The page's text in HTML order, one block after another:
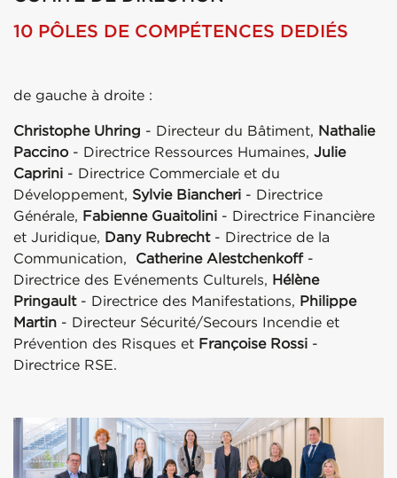
10 PÔLES DE COMPÉTENCES DEDIÉS
de gauche à droite :
Christophe Uhring - Directeur du Bâtiment, Nathalie
Paccino - Directrice Ressources Humaines, Julie
Caprini - Directrice Commerciale et du
Développement, Sylvie Biancheri - Directrice
Générale, Fabienne Guaitolini - Directrice Financière
et Juridique, Dany Rubrecht - Directrice de la
Communication, Catherine Alestchenkoff-
Directrice des Evénements Culturels, Hélène
Pringault - Directrice des Manifestations, Philippe
Martin - Directeur Sécurité/Secours Incendie et
Prévention des Risques et Françoise Rossi -
Directrice RSE.